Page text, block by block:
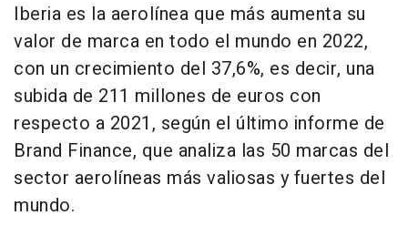
Iberia es la aerolínea que más aumenta su
valor de marca en todo el mundo en 2022,
con un crecimiento del 37,6%, es decir, una
subida de 211 millones de euros con
respecto a 2021, según el último informe de
Brand Finance, que analiza las 50 marcas del
sector aerolíneas más valiosas y fuertes del
mundo.